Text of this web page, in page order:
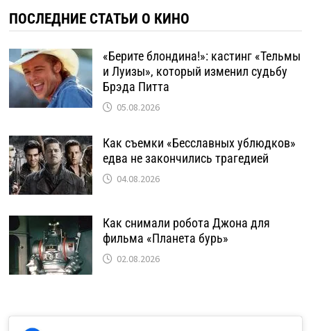
ПОСЛЕДНИЕ СТАТЬИ О КИНО
«Берите блондина!»: кастинг «Тельмы
и Луизы», который изменил судьбу
Брэда Питта
05.08.2026
Как съемки «Бесславных ублюдков»
едва не закончились трагедией
04.08.2026
Как снимали робота Джона для
фильма «Планета бурь»
02.08.2026